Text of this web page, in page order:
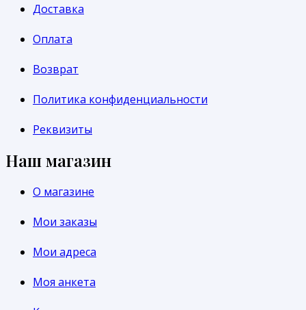
Доставка
Оплата
Возврат
Политика конфиденциальности
Реквизиты
Наш магазин
О магазине
Мои заказы
Мои адреса
Моя анкета